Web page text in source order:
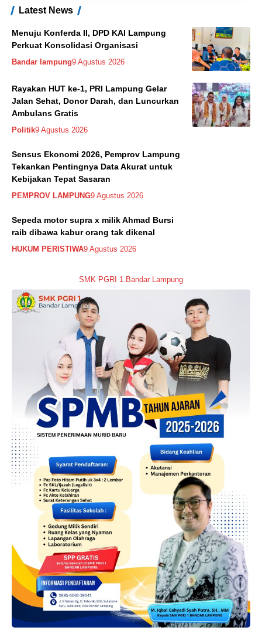
Latest News
Menuju Konferda II, DPD KAI Lampung
Perkuat Konsolidasi Organisasi
Bandar lampung9 Agustus 2026
Rayakan HUT ke-1, PRI Lampung Gelar
Jalan Sehat, Donor Darah, dan Luncurkan
Ambulans Gratis
Politik9 Agustus 2026
Sensus Ekonomi 2026, Pemprov Lampung
Tekankan Pentingnya Data Akurat untuk
Kebijakan Tepat Sasaran
PEMPROV LAMPUNG9 Agustus 2026
Sepeda motor supra x milik Ahmad Bursi
raib dibawa kabur orang tak dikenal
HUKUM PERISTIWA9 Agustus 2026
SMK PGRI 1.Bandar Lampung